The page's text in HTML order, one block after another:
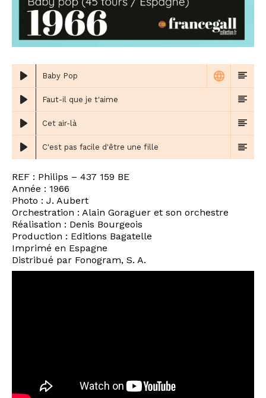
Baby Pop
Faut-il que je t'aime
Cet air-là
C'est pas facile d'être une fille
REF : Philips – 437 159 BE
Année : 1966
Photo : J. Aubert
Orchestration : Alain Goraguer et son orchestre
Réalisation : Denis Bourgeois
Production : Editions Bagatelle
Imprimé en Espagne
Distribué par Fonogram, S. A.